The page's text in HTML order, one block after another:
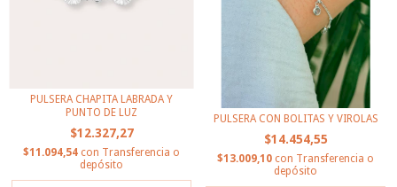
PULSERA CHAPITA LABRADA Y
PUNTO DE LUZ
$12.327,27
$11.094,54 con Transferencia o
depósito
PULSERA CON BOLITAS Y VIROLAS
$14.454,55
$13.009,10 con Transferencia o
depósito